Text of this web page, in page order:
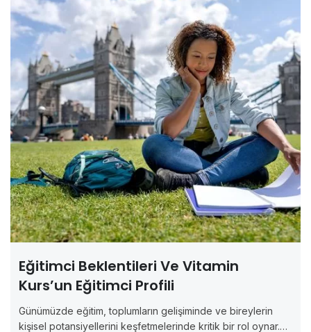
Eğitimci Beklentileri Ve Vitamin
Kurs’un Eğitimci Profili
Günümüzde eğitim, toplumların gelişiminde ve bireylerin
kişisel potansiyellerini keşfetmelerinde kritik bir rol oynar.